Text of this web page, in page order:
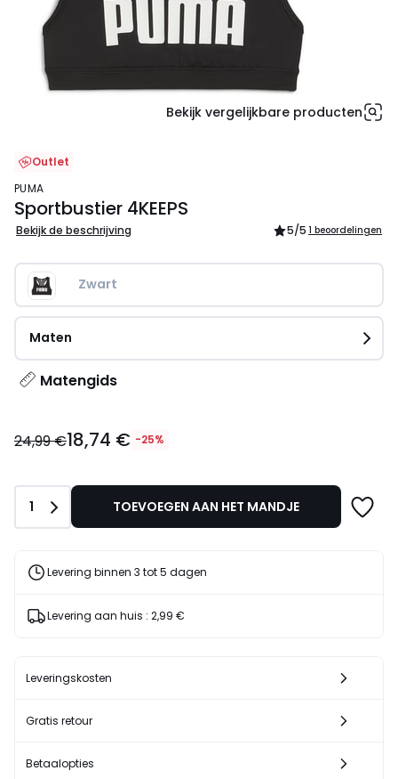
Bekijk vergelijkbare producten
Outlet
PUMA
Sportbustier 4KEEPS
Bekijk de beschrijving 5/5 1 beoordelingen
Zwart
Maten
Matengids
€
24,99
€
korting
toegepast.
24,99 €18,74 € -25%
Aantal
1 TOEVOEGEN AAN HET MANDJE
Levering binnen 3 tot 5 dagen
Levering aan huis : 2,99 €
Leveringskosten
Gratis retour
Betaalopties